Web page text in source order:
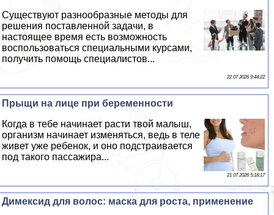
Существуют разнообразные методы для
решения поставленной задачи, в
настоящее время есть возможность
воспользоваться специальными курсами,
получить помощь специалистов...
22 07 2026 9:44:22
Прыщи на лице при беременности
Когда в тебе начинает расти твой малыш,
организм начинает изменяться, ведь в теле
живет уже ребенок, и оно подстраивается
под такого пассажира...
21 07 2026 5:18:17
Димексид для волос: маска для роста, применение